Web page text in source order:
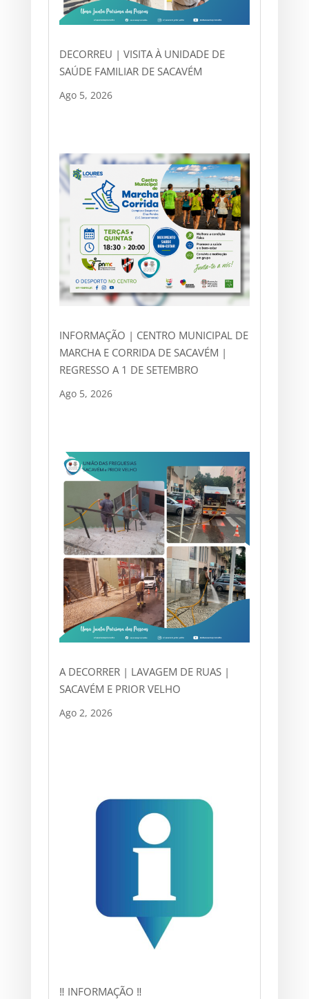
DECORREU | VISITA À UNIDADE DE
SAÚDE FAMILIAR DE SACAVÉM
Ago 5, 2026
INFORMAÇÃO | CENTRO MUNICIPAL DE
MARCHA E CORRIDA DE SACAVÉM |
REGRESSO A 1 DE SETEMBRO
Ago 5, 2026
A DECORRER | LAVAGEM DE RUAS |
SACAVÉM E PRIOR VELHO
Ago 2, 2026
‼ INFORMAÇÃO ‼